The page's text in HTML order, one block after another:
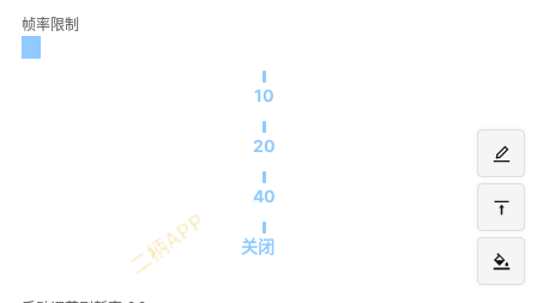
帧率限制
10
20
40
关闭